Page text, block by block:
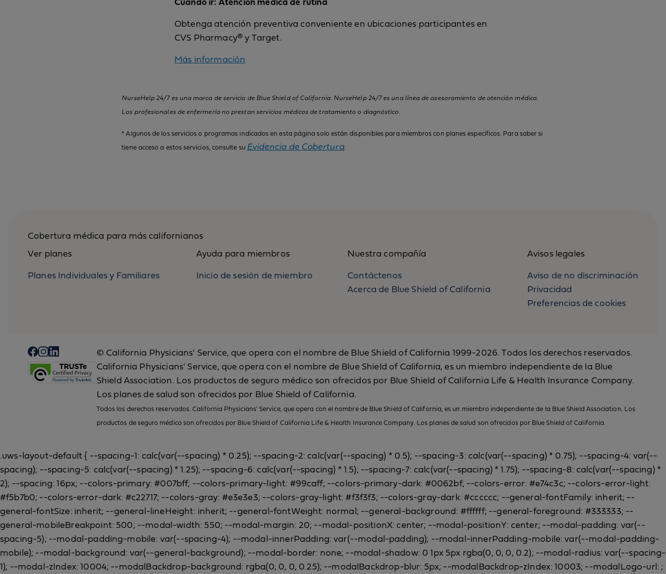
Cuándo ir: Atención médica de rutina
Obtenga atención preventiva conveniente en ubicaciones participantes en
CVS Pharmacy® y Target.
Más información
NurseHelp 24/7 es una marca de servicio de Blue Shield of California. NurseHelp 24/7 es una línea de asesoramiento de atención médica.
Los profesionales de enfermería no prestan servicios médicos de tratamiento o diagnóstico.
* Algunos de los servicios o programas indicados en esta página solo están disponibles para miembros con planes específicos. Para saber si
tiene acceso a estos servicios, consulte su Evidencia de Cobertura.
Cobertura médica para más californianos
Ver planes
Planes Individuales y Familiares
Ayuda para miembros
Inicio de sesión de miembro
Nuestra compañía
Contáctenos
Acerca de Blue Shield of California
Avisos legales
Aviso de no discriminación
Privacidad
Preferencias de cookies
© California Physicians' Service, que opera con el nombre de Blue Shield of California 1999-2026. Todos los derechos reservados.
California Physicians' Service, que opera con el nombre de Blue Shield of California, es un miembro independiente de la Blue
Shield Association. Los productos de seguro médico son ofrecidos por Blue Shield of California Life & Health Insurance Company.
Los planes de salud son ofrecidos por Blue Shield of California.
Todos los derechos reservados. California Physicians' Service, que opera con el nombre de Blue Shield of California, es un miembro independiente de la Blue Shield Association. Los
productos de seguro médico son ofrecidos por Blue Shield of California Life & Health Insurance Company. Los planes de salud son ofrecidos por Blue Shield of California.